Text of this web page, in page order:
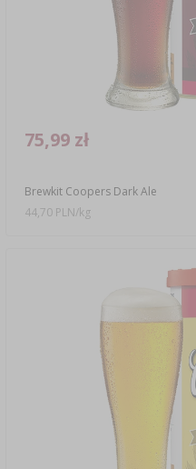
Brewkit Coopers Dark Ale
75,99 zł
44,70 PLN/kg